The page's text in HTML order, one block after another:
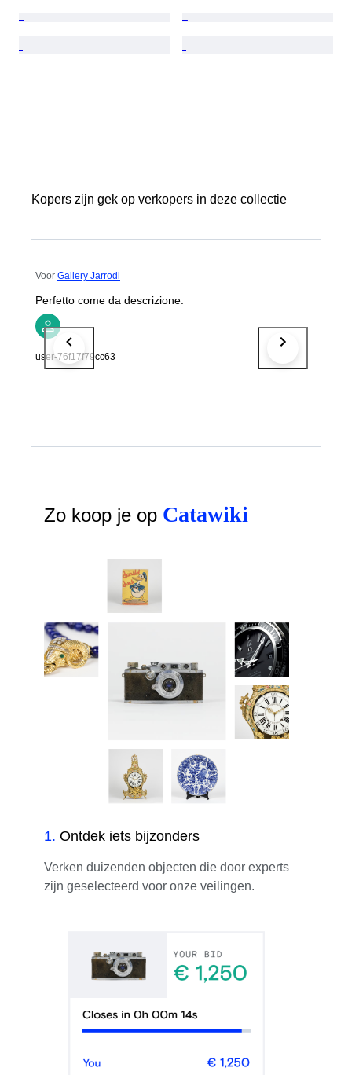
Kopers zijn gek op verkopers in deze collectie
Voor Gallery Jarrodi
Perfetto come da descrizione.
user-76f17f79cc63
Zo koop je op Catawiki
1. Ontdek iets bijzonders
Verken duizenden objecten die door experts
zijn geselecteerd voor onze veilingen.